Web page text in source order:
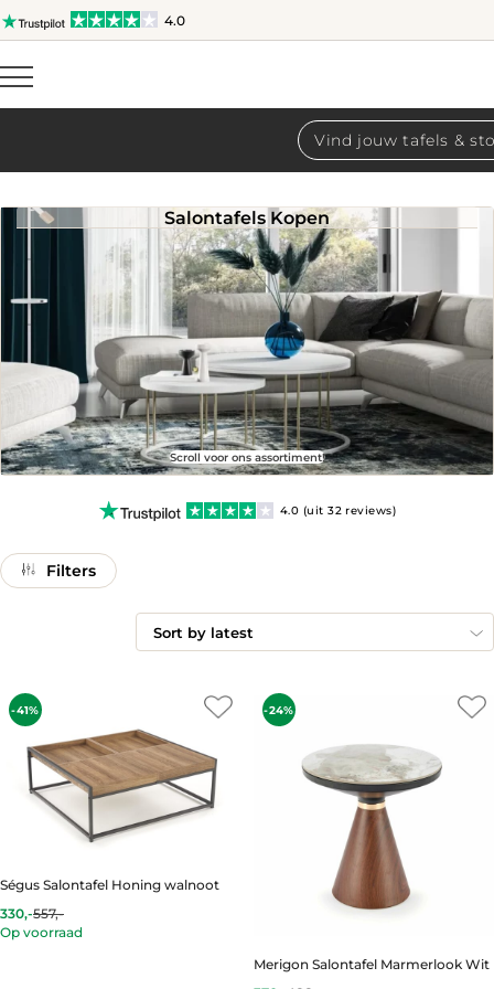
4.0
Producten
zoeken
Salontafels Kopen
4.0 (uit 32 reviews)
Scroll voor ons assortiment!
Filters
-41%
Ségus Salontafel Honing walnoot
330,-
Current
price
557,-
Original
price
Op voorraad
-24%
Merigon Salontafel Marmerlook Wit